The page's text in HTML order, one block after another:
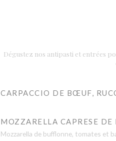
Dégustez nos antipasti et entrées
CARPACCIO DE BŒUF,
MOZZARELLA CAPRESE DE
Mozzarella de bufflonne, tomates et